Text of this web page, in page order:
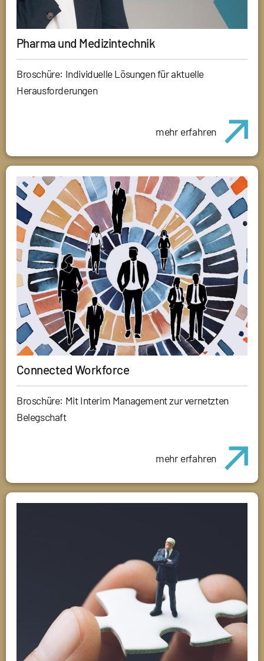
Pharma und Medizintechnik
Broschüre: Individuelle Lösungen für aktuelle
Herausforderungen
mehr erfahren
Connected Workforce
Broschüre: Mit Interim Management zur vernetzten
Belegschaft
mehr erfahren